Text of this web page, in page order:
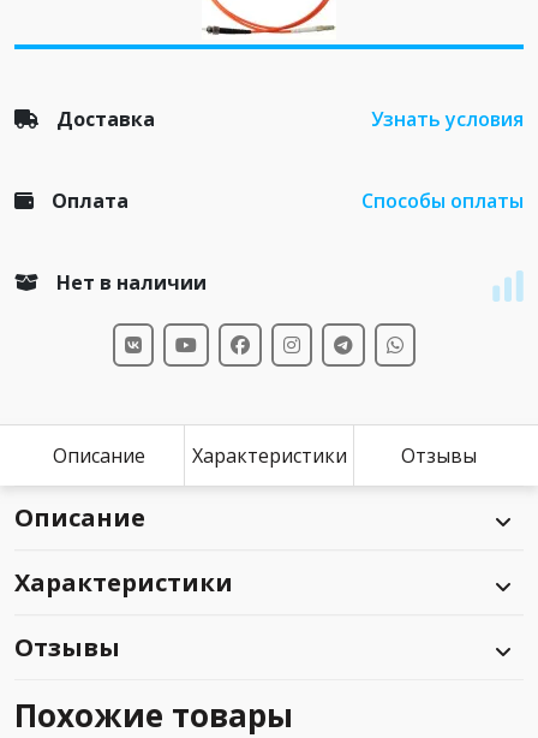
Доставка Узнать условия
Оплата Способы оплаты
Нет в наличии
Описание Характеристики Отзывы
Описание
Характеристики
Отзывы
Похожие товары